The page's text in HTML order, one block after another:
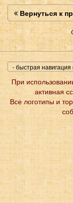
Вернуться к
При
активная
Все логотипы и